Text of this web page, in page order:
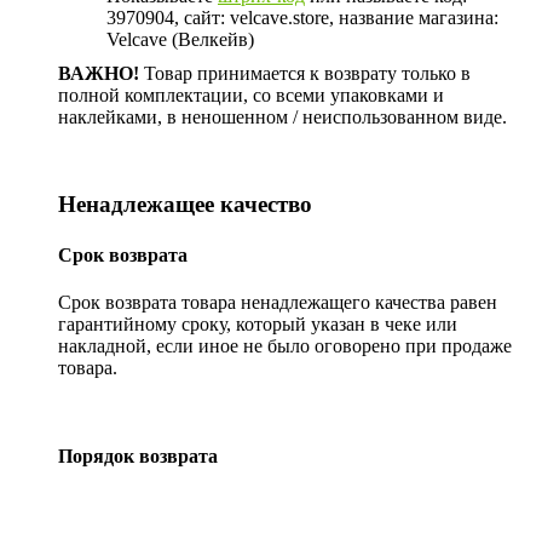
3970904, сайт: velcave.store, название магазина:
Velcave (Велкейв)
ВАЖНО! Товар принимается к возврату только в
полной комплектации, со всеми упаковками и
наклейками, в неношенном / неиспользованном виде.
Ненадлежащее качество
Срок возврата
Срок возврата товара ненадлежащего качества равен
гарантийному сроку, который указан в чеке или
накладной, если иное не было оговорено при продаже
товара.
Порядок возврата